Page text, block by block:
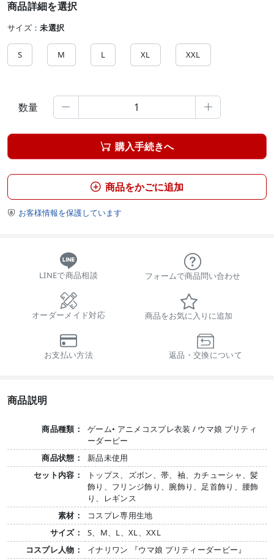
商品詳細を選択
サイズ：未選択
S M L XL XXL
数量  
 購入手続きへ
 商品をかごに追加
 お客様情報を保護しています
LINEで商品相談 フォームで商品問い合わせ
オーダーメイド対応 商品をお気に入りに追加
お支払い方法 返品・交換について
商品説明
商品種類：
ゲーム• アニメコスプレ衣装 / ウマ娘 プリティ
ーダービー
商品状態：
新品未使用
セット内容：
トップス、ズボン、帯、袖、カチューシャ、髪
飾り、フリンジ飾り、腕飾り、足首飾り、腰飾
り、レギンス
素材：
コスプレ専用生地
サイズ：
S、M、L、XL、XXL
コスプレ人物：
イナリワン 『ウマ娘 プリティーダービー』